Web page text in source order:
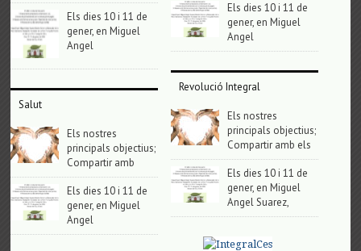
Els dies 10 i 11 de
gener, en Miguel
Angel
Salut
Els nostres
principals objectius;
Compartir amb
Els dies 10 i 11 de
gener, en Miguel
Angel
Els dies 10 i 11 de
gener, en Miguel
Angel
Revolució Integral
Els nostres
principals objectius;
Compartir amb els
Els dies 10 i 11 de
gener, en Miguel
Angel Suarez,